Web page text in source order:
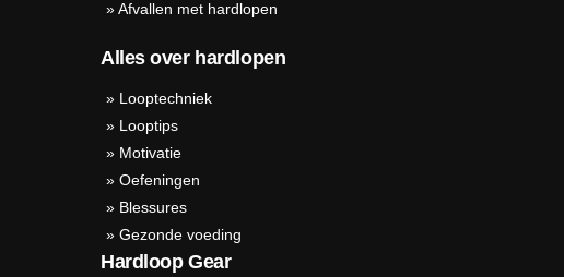
»Afvallen met hardlopen
Alles over hardlopen
» Looptechniek
» Looptips
» Motivatie
» Oefeningen
» Blessures
» Gezonde voeding
Hardloop Gear